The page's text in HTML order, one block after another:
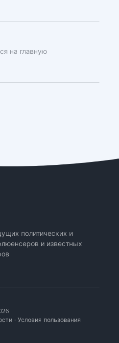
на главную
политических и
и известных
· Условия пользования